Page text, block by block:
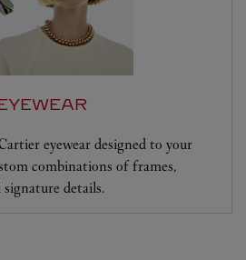
eyewear designed to your
combinations of frames,
signature details.